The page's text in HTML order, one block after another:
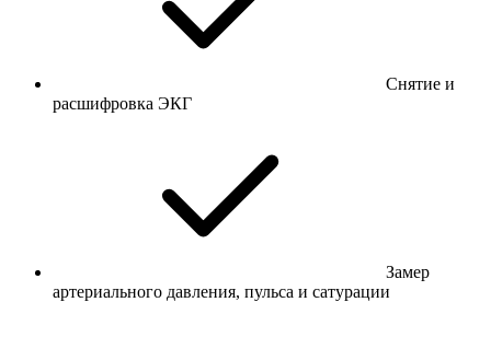
Снятие и
расшифровка ЭКГ
Замер
артериального давления, пульса и сатурации